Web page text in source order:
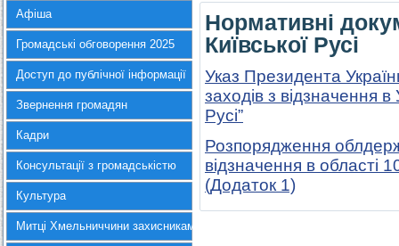
Афіша
Громадські обговорення 2025
Доступ до публічної інформації
Звернення громадян
Кадри
Консультації з громадськістю
Культура
Митці Хмельниччини захисникам України
Нормативні
Київської Русі
Указ Президента
заходів з відзначення
Русі”
Розпорядження
відзначення в області
(Додаток 1)